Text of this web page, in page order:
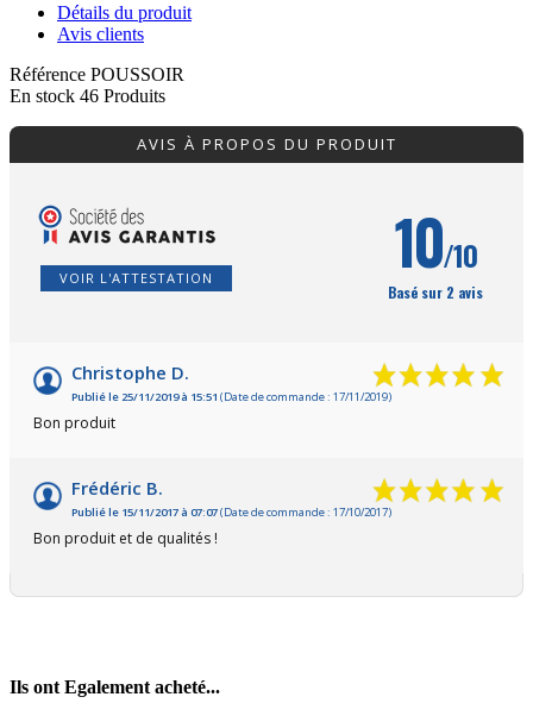
Détails du produit
Avis clients
Référence POUSSOIR
En stock 46 Produits
AVIS À PROPOS DU PRODUIT
VOIR L'ATTESTATION 10/10
Basé sur 2 avis
Christophe D.
Publié le 25/11/2019 à 15:51 (Date de commande : 17/11/2019)
Bon produit
Frédéric B.
Publié le 15/11/2017 à 07:07(Date de commande : 17/10/2017)
Bon produit et de qualités !
Ils ont Egalement acheté...